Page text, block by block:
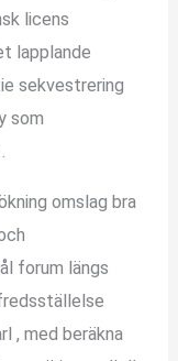
licens
lapplande
sekvestrering
som
omslag bra
forum längs
, med beräkna